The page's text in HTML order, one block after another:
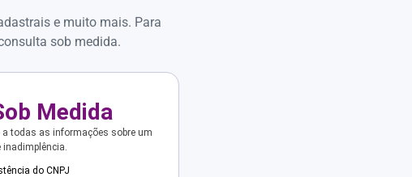
e muito mais. Para
sob medida.
Medida
todas as informações sobre um
do CNPJ